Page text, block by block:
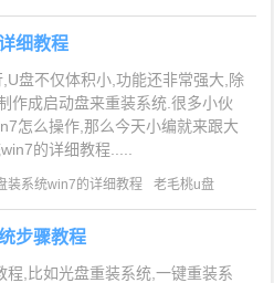
教程
u盘重装win7系统
细教程
盘不仅体积小,功能还非常强大,除
作成启动盘来重装系统.很多小伙
怎么操作,那么今天小编就来跟大
的详细教程.....
装系统win7的详细教程
老毛桃u盘
操作
u盘重装win7系统
步骤教程
程,比如光盘重装系统,一键重装系